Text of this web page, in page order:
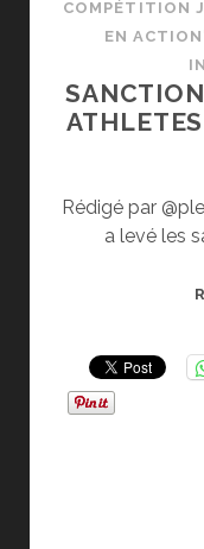
COMPÉTITION
EN
Rédigé par
a levé les